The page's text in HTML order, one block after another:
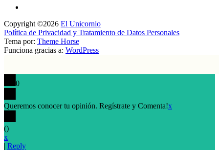
Copyright ©2026 El Unicornio
Política de Privacidad y Tratamiento de Datos Personales
Tema por: Theme Horse
Funciona gracias a: WordPress
0
Queremos conocer tu opinión. Regístrate y Comenta!x
()
x
| Reply